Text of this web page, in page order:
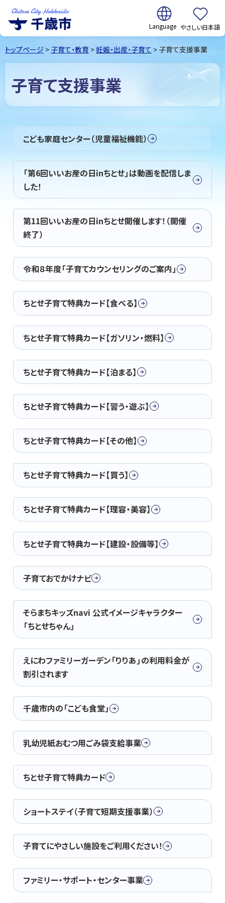
千歳市Chitose
City Hokkaido
翻訳:
やさしい日本語
トップページ > 子育て・教育 >妊娠・出産・子育て > 子育て支援事業
子育て支援事業
こども家庭センター（児童福祉機能）
「第6回いいお産の日inちとせ」は動画を配信しま
した！
第11回いいお産の日inちとせ開催します！（開催
終了）
令和８年度「子育てカウンセリングのご案内」
ちとせ子育て特典カード【食べる】
ちとせ子育て特典カード【ガソリン・燃料】
ちとせ子育て特典カード【泊まる】
ちとせ子育て特典カード【習う・遊ぶ】
ちとせ子育て特典カード【その他】
ちとせ子育て特典カード【買う】
ちとせ子育て特典カード【理容・美容】
ちとせ子育て特典カード【建設・設備等】
子育ておでかけナビ
そらまちキッズnavi 公式イメージキャラクター
「ちとせちゃん」
えにわファミリーガーデン「りりあ」の利用料金が
割引されます
千歳市内の「こども食堂」
乳幼児紙おむつ用ごみ袋支給事業
ちとせ子育て特典カード
ショートステイ（子育て短期支援事業）
子育てにやさしい施設をご利用ください！
ファミリー・サポート・センター事業